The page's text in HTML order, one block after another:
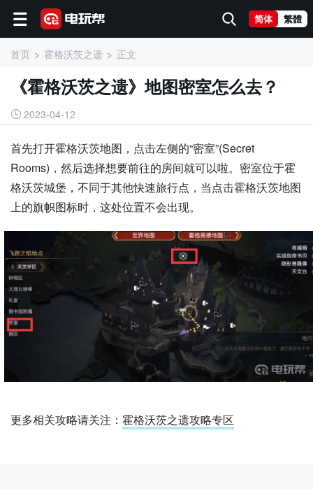
简体 繁體
首页 霍格沃茨之遗 正文
《霍格沃茨之遗》地图密室怎么去？
2023-04-12
首先打开霍格沃茨地图，点击左侧的“密室”(Secret
Rooms)，然后选择想要前往的房间就可以啦。密室位于霍
格沃茨城堡，不同于其他快速旅行点，当点击霍格沃茨地图
上的旗帜图标时，这处位置不会出现。
更多相关攻略请关注： 霍格沃茨之遗攻略专区